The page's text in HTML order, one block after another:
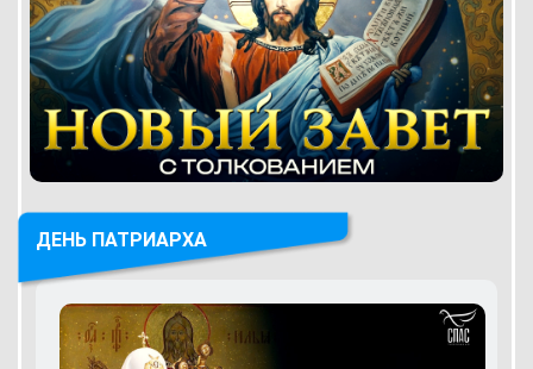
ДЕНЬ ПАТРИАРХА